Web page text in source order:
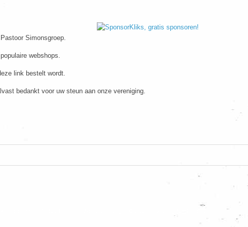
Simonsgroep.
webshops.
link bestelt wordt.
bedankt voor uw steun aan onze vereniging.
44 5175 NV Loon op Zand. Copyright © 2026 Scouting Nederland.